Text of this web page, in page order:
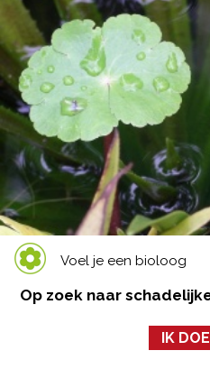
Voel je een bioloog
Op zoek naar
IK